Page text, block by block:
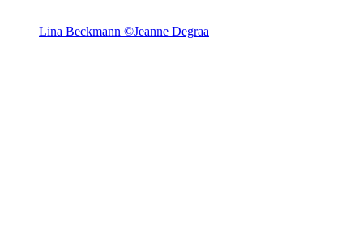
Lina Beckmann ©Jeanne Degraa